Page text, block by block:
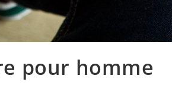
pour homme